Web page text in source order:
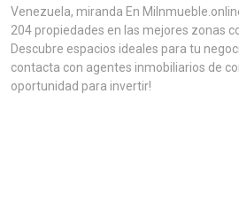
Venezuela, miranda En
204 propiedades en las mejores zonas
Descubre espacios ideales para tu
contacta con agentes inmobiliarios de
oportunidad para invertir!